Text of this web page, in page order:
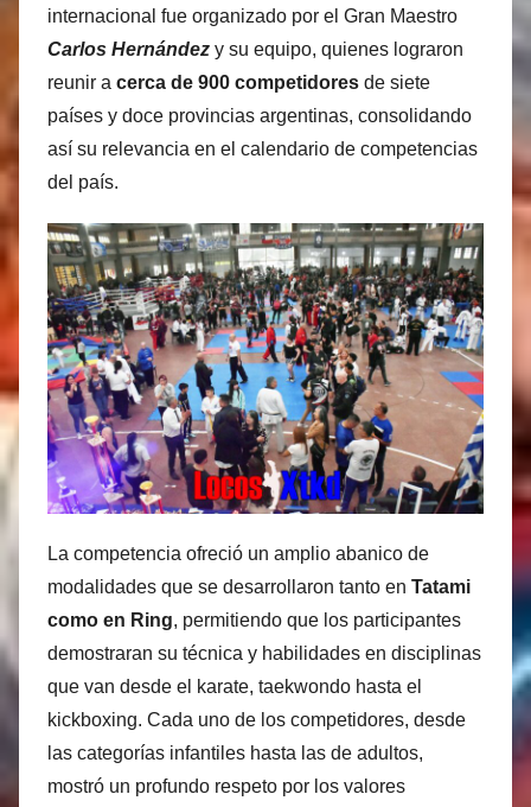
í
a
s
M
a
i
n
e
z
internacional fue organizado por el Gran Maestro
Carlos Hernández y su equipo, quienes lograron
reunir a cerca de 900 competidores de siete
países y doce provincias argentinas, consolidando
así su relevancia en el calendario de competencias
del país.
La competencia ofreció un amplio abanico de
modalidades que se desarrollaron tanto en Tatami
como en Ring, permitiendo que los participantes
demostraran su técnica y habilidades en disciplinas
que van desde el karate, taekwondo hasta el
kickboxing. Cada uno de los competidores, desde
las categorías infantiles hasta las de adultos,
mostró un profundo respeto por los valores